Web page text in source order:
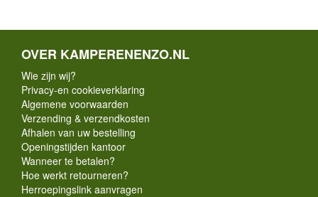
OVER KAMPERENENZO.NL
Wie zijn wij?
Privacy-en cookieverklaring
Algemene voorwaarden
Verzending & verzendkosten
Afhalen van uw bestelling
Openingstijden kantoor
Wanneer te betalen?
Hoe werkt retourneren?
Herroepingslink aanvragen